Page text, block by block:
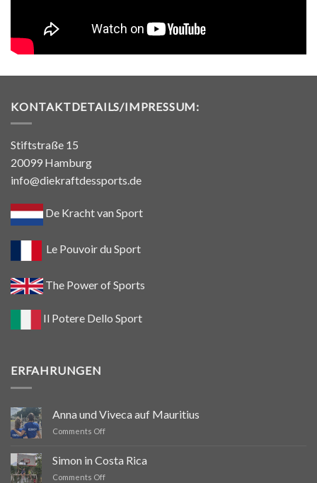
KONTAKTDETAILS/IMPRESSUM:
Stiftstraße 15
20099 Hamburg
info@diekraftdessports.de
De Kracht van Sport
Le Pouvoir du Sport
The Power of Sports
Il Potere Dello Sport
ERFAHRUNGEN
Anna und Viveca auf Mauritius
Comments Offon
Viveca
auf
Simon in Costa Rica
Comments Offon